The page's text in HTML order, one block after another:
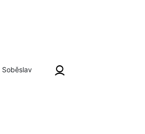
Soběslav